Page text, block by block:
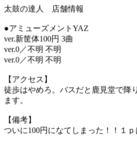
太鼓の達人 店舗情報
●アミューズメントYAZ
ver.新筐体100円 3曲
ver.0／不明 不明
ver.0／不明 不明
【アクセス】
徒歩はやめろ。バスだと鹿見堂で降
ます。
【備考】
ついに100円になてしまった！！１